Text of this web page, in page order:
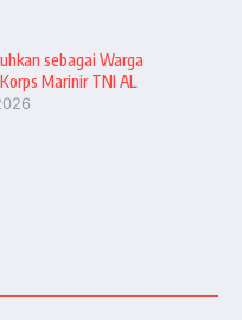
sebagai Warga
Marinir TNI AL